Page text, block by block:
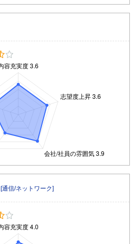
[通信/ネットワーク]